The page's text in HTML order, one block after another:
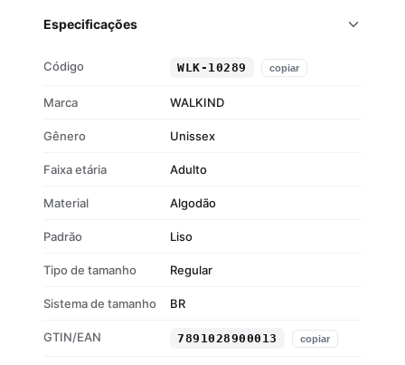
Flanelado por dentro para maior conforto
Cor azul bebê estilosa
Especificações
Código WLK-10289 copiar
Marca WALKIND
Gênero Unissex
Faixa etária Adulto
Material Algodão
Padrão Liso
Tipo de tamanho Regular
Sistema de tamanho BR
GTIN/EAN 7891028900013 copiar